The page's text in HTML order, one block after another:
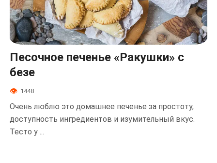
Песочное печенье «Ракушки» с
безе
1448
Очень люблю это домашнее печенье за простоту,
доступность ингредиентов и изумительный вкус.
Тесто у ...